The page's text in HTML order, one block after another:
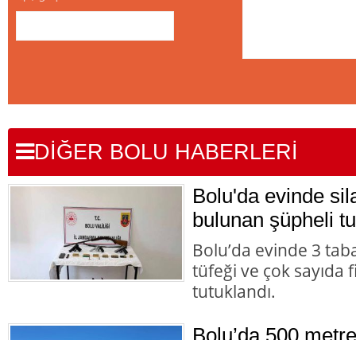
DİĞER BOLU HABERLERİ
Bolu'da evinde
bulunan şüpheli
Bolu’da evinde 3
tüfeği ve çok
tutuklandı.
Bolu’da 500